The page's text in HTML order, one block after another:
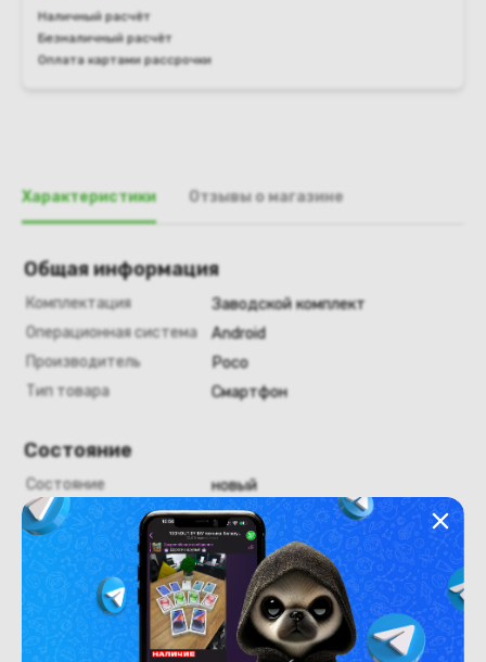
Наличный расчёт
Безналичный расчёт
Оплата картами рассрочки
Характеристики Отзывы о магазине
Общая информация
Комплектация
Заводской комплект
Операционная система
Android
Производитель
Poco
Тип товара
Смартфон
Состояние
Состояние
новый
Внешний вид
Новый